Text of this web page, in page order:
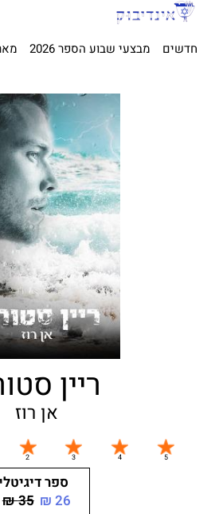
חדשים מבצעי שבוע הספר 2026
ריין
אן רוז
ספר
26 ₪
35 ₪